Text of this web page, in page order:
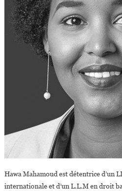
Hawa Mahamoud est détentrice d’un
internationale et d’un L.L.M en droit